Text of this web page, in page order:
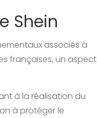
Shein
associés à
françaises, un aspect
à la réalisation du
à protéger le